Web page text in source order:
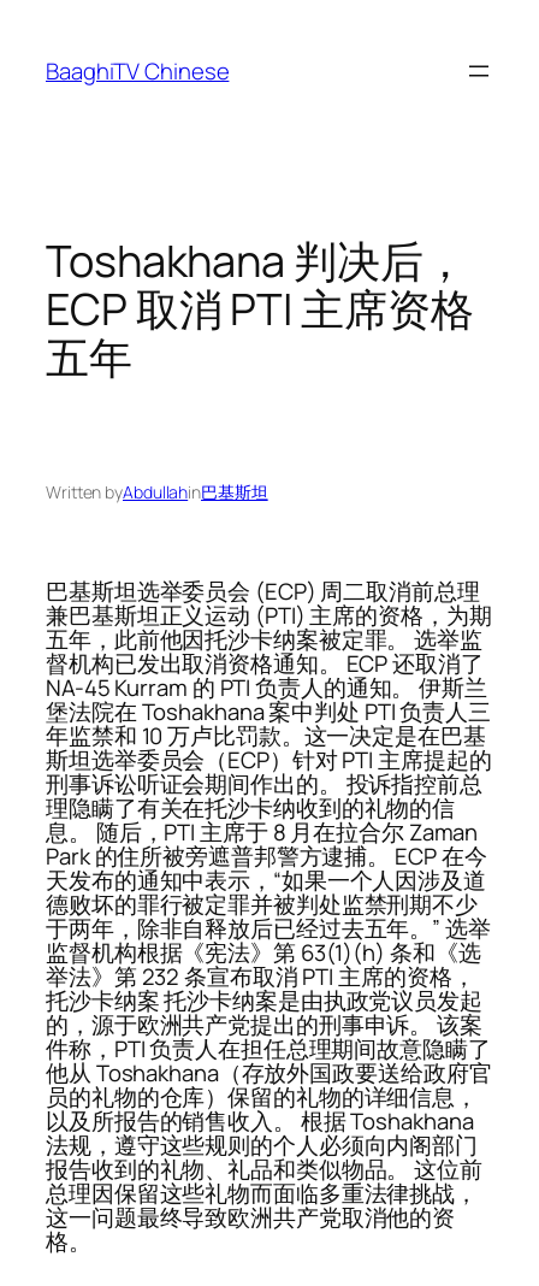
content
BaaghiTV Chinese
Toshakhana 判决后，
ECP 取消 PTI 主席资格
五年
Written byAbdullahin巴基斯坦
巴基斯坦选举委员会 (ECP) 周二取消前总理
兼巴基斯坦正义运动 (PTI) 主席的资格，为期
五年，此前他因托沙卡纳案被定罪。 选举监
督机构已发出取消资格通知。 ECP 还取消了
NA-45 Kurram 的 PTI 负责人的通知。 伊斯兰
堡法院在 Toshakhana 案中判处 PTI 负责人三
年监禁和 10 万卢比罚款。这一决定是在巴基
斯坦选举委员会（ECP）针对 PTI 主席提起的
刑事诉讼听证会期间作出的。 投诉指控前总
理隐瞒了有关在托沙卡纳收到的礼物的信
息。 随后，PTI 主席于 8 月在拉合尔 Zaman
Park 的住所被旁遮普邦警方逮捕。 ECP 在今
天发布的通知中表示，“如果一个人因涉及道
德败坏的罪行被定罪并被判处监禁刑期不少
于两年，除非自释放后已经过去五年。” 选举
监督机构根据《宪法》第 63(1)(h) 条和《选
举法》第 232 条宣布取消 PTI 主席的资格，
托沙卡纳案 托沙卡纳案是由执政党议员发起
的，源于欧洲共产党提出的刑事申诉。 该案
件称，PTI 负责人在担任总理期间故意隐瞒了
他从 Toshakhana（存放外国政要送给政府官
员的礼物的仓库）保留的礼物的详细信息，
以及所报告的销售收入。 根据 Toshakhana
法规，遵守这些规则的个人必须向内阁部门
报告收到的礼物、礼品和类似物品。 这位前
总理因保留这些礼物而面临多重法律挑战，
这一问题最终导致欧洲共产党取消他的资
格。